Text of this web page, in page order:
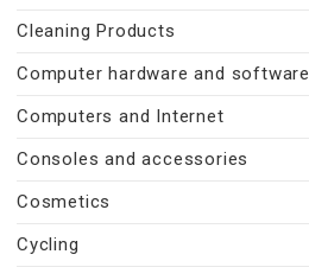
Cleaning Products
Computer hardware and software
Computers and Internet
Consoles and accessories
Cosmetics
Cycling